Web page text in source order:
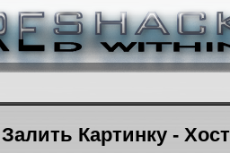
Залить Картинку -